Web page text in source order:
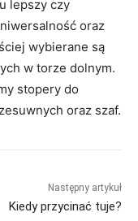
lepszy czy
oraz
wybierane są
w torze dolnym.
stopery do
oraz szaf.
Następny artykuł
Kiedy przycinać tuje?